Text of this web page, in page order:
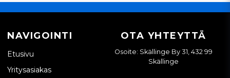
NAVIGOINTI
Etusivu
Yritysasiakas
OTA YHTEYTTÄ
Osoite: Skällinge By 31, 432 99
Skällinge